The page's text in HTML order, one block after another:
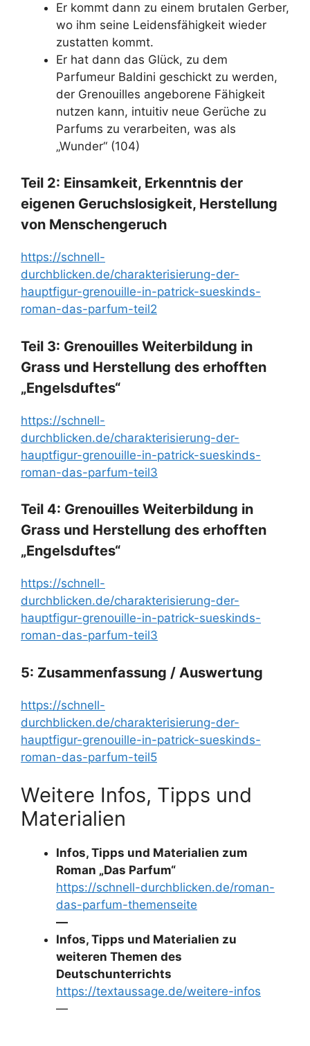
Er kommt dann zu einem brutalen Gerber,
wo ihm seine Leidensfähigkeit wieder
zustatten kommt.
Er hat dann das Glück, zu dem
Parfumeur Baldini geschickt zu werden,
der Grenouilles angeborene Fähigkeit
nutzen kann, intuitiv neue Gerüche zu
Parfums zu verarbeiten, was als
„Wunder“ (104)
Teil 2: Einsamkeit, Erkenntnis der
eigenen Geruchslosigkeit, Herstellung
von Menschengeruch
https://schnell-
durchblicken.de/charakterisierung-der-
hauptfigur-grenouille-in-patrick-sueskinds-
roman-das-parfum-teil2
Teil 3: Grenouilles Weiterbildung in
Grass und Herstellung des erhofften
„Engelsduftes“
https://schnell-
durchblicken.de/charakterisierung-der-
hauptfigur-grenouille-in-patrick-sueskinds-
roman-das-parfum-teil3
Teil 4: Grenouilles Weiterbildung in
Grass und Herstellung des erhofften
„Engelsduftes“
https://schnell-
durchblicken.de/charakterisierung-der-
hauptfigur-grenouille-in-patrick-sueskinds-
roman-das-parfum-teil3
5: Zusammenfassung / Auswertung
https://schnell-
durchblicken.de/charakterisierung-der-
hauptfigur-grenouille-in-patrick-sueskinds-
roman-das-parfum-teil5
Weitere Infos, Tipps und
Materialien
Infos, Tipps und Materialien zum
Roman „Das Parfum“
https://schnell-durchblicken.de/roman-
das-parfum-themenseite
—
Infos, Tipps und Materialien zu
weiteren Themen des
Deutschunterrichts
https://textaussage.de/weitere-infos
—